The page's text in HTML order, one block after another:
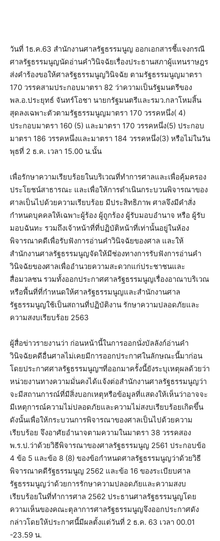
วันที่ 1ธ.ค.63 สำนักงานศาลรัฐธรรมนูญ ออกเอกสารชี้แจงกรณี
ศาลรัฐธรรมนูญนัดอ่านคำวินิจฉัยเรื่องประธานสภาผู้แทนราษฎร
ส่งคำร้องขอให้ศาลรัฐธรรมนูญวินิจฉัย ตามรัฐธรรมนูญมาตรา
170 วรรคสามประกอบมาตรา 82 ว่าความเป็นรัฐมนตรีของ
พล.อ.ประยุทธ์ จันทร์โอชา นายกรัฐมนตรีและรมว.กลาโหมสิ้น
สุดลงเฉพาะตัวตามรัฐธรรมนูญมาตรา 170 วรรคหนึ่ง( 4)
ประกอบมาตรา 160 (5) และมาตรา 170 วรรคหนึ่ง(5) ประกอบ
มาตรา 186 วรรคหนึ่งและมาตรา 184 วรรคหนึ่ง(3) หรือไม่ในวัน
พุธที่ 2 ธ.ค. เวลา 15.00 น.นั้น
เพื่อรักษาความเรียบร้อยในบริเวณที่ทำการศาลและเพื่อคุ้มครอง
ประโยชน์สาธารณะ และเพื่อให้การดำเนินกระบวนพิจารณาของ
ศาลเป็นไปด้วยความเรียบร้อย มีประสิทธิภาพ ศาลจึงมีคำสั่ง
กำหนดบุคคลให้เฉพาะผู้ร้อง ผู้ถูกร้อง ผู้รับมอบอำนาจ หรือ ผู้รับ
มอบฉันทะ รวมถึงเจ้าหน้าที่ที่ปฏิบัติหน้าที่เท่านั้นอยู่ในห้อง
พิจารณาคดีเพื่อรับฟังการอ่านคำวินิจฉัยของศาล และให้
สำนักงานศาลรัฐธรรมนูญจัดให้มีช่องทางการรับฟังการอ่านคำ
วินิจฉัยของศาลเพื่ออำนวยความสะดวกแก่ประชาชนและ
สื่อมวลชน รวมทั้งออกประกาศศาลรัฐธรรมนูญเรื่องอาณาบริเวณ
หรือพื้นที่ที่กำหนดให้ศาลรัฐธรรมนูญและสำนักงานศาล
รัฐธรรมนูญใช้เป็นสถานที่ปฏิบัติงาน รักษาความปลอดภัยและ
ความสงบเรียบร้อย 2563
ผู้สื่อข่าวรายงานว่า ก่อนหน้านี้ในการออกนั่งบัลลังก์อ่านคำ
วินิจฉัยคดีอื่นศาลไม่เคยมีการออกประกาศในลักษณะนี้มาก่อน
โดยประกาศศาลรัฐธรรมนูญฯที่ออกมาครั้งนี้ยังระบุเหตุผลด้วยว่า
หน่วยงานทางความมั่นคงได้แจ้งต่อสำนักงานศาลรัฐธรรมนูญว่า
จะมีสถานการณ์ที่มีสิ่งบอกเหตุหรือข้อมูลที่แสดงให้เห็นว่าอาจจะ
มีเหตุการณ์ความไม่ปลอดภัยและความไม่สงบเรียบร้อยเกิดขึ้น
ดังนั้นเพื่อให้กระบวนการพิจารณาของศาลเป็นไปด้วยความ
เรียบร้อย จึงอาศัยอำนาจตามความในมาตรา 38 วรรคสอง
พ.ร.ป.ว่าด้วยวิธีพิจารณาของศาลรัฐธรรมนูญ 2561 ประกอบข้อ
4 ข้อ 5 และข้อ 8 (8) ของข้อกำหนดศาลรัฐธรรมนูญว่าด้วยวิธี
พิจารณาคดีรัฐธรรมนูญ 2562 และข้อ 16 ของระเบียบศาล
รัฐธรรมนูญว่าด้วยการรักษาความปลอดภัยและความสงบ
เรียบร้อยในที่ทำการศาล 2562 ประธานศาลรัฐธรรมนูญโดย
ความเห็นของคณะตุลาการศาลรัฐธรรมนูญจึงออกประกาศดัง
กล่าวโดยให้ประกาศนี้มีผลตั้งแต่วันที่ 2 ธ.ค. 63 เวลา 00.01
-23.59 น.